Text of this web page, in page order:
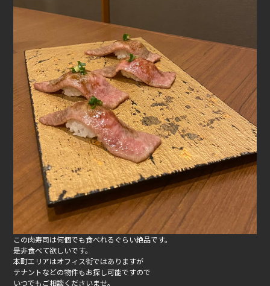
この肉寿司は何個でも食べれるぐらい絶品です。
是非食べて欲しいです。
本町エリアはオフィス街ではありますが
テナントなどの物件もお探し可能ですので
いつでもご相談くださいませ。